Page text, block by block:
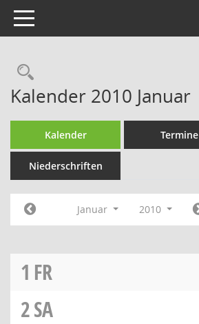
Toggle navigation
Rechercheauswahl
Kalender 2010 Januar
Kalender Termine
Niederschriften
Januar 2010
1 FR
2SA